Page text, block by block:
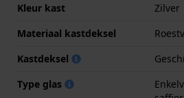
Kleur kast
Zilver
Materiaal kastdeksel
Kastdeksel
Type glas